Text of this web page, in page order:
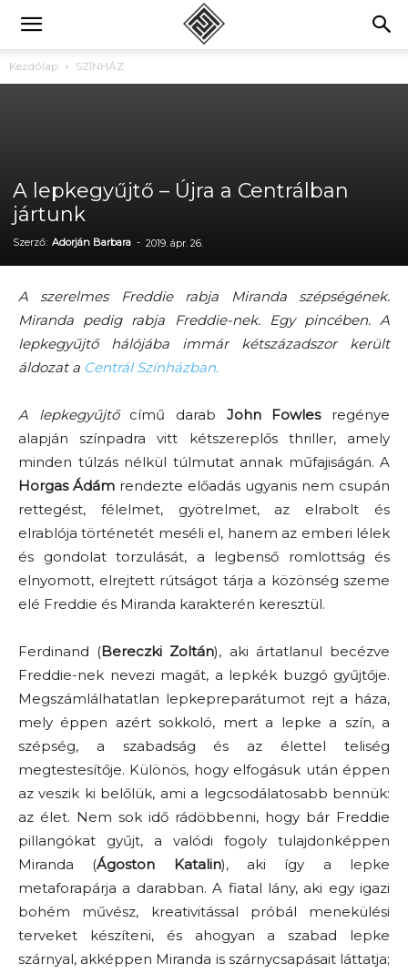
Kezdőlap SZÍNHÁZ
A lepkegyűjtő – Újra a Centrálban
jártunk
Szerző: Adorján Barbara - 2019. ápr. 26.
A szerelmes Freddie rabja Miranda szépségének.
Miranda pedig rabja Freddie-nek. Egy pincében. A
lepkegyűjtő hálójába immár kétszázadszor került
áldozat a Centrál Színházban.
A lepkegyűjtőcímű darab John Fowlesregénye
alapján színpadra vitt kétszereplős thriller, amely
minden túlzás nélkül túlmutat annak műfajiságán. A
Horgas Ádám rendezte előadás ugyanis nem csupán
rettegést, félelmet, gyötrelmet, az elrabolt és
elrablója történetét meséli el, hanem az emberi lélek
és gondolat torzulását, a legbenső romlottság és
elnyomott, elrejtett rútságot tárja a közönség szeme
elé Freddie és Miranda karakterén keresztül.
Ferdinand (Bereczki Zoltán), aki ártatlanul becézve
Freddie-nek nevezi magát, a lepkék buzgó gyűjtője.
Megszámlálhatatlan lepkepreparátumot rejt a háza,
mely éppen azért sokkoló, mert a lepke a szín, a
szépség, a szabadság és az élettel teliség
megtestesítője. Különös, hogy elfogásuk után éppen
az veszik ki belőlük, ami a legcsodálatosabb bennük:
az élet. Nem sok idő rádöbbenni, hogy bár Freddie
pillangókat gyűjt, a valódi fogoly tulajdonképpen
Miranda (Ágoston Katalin), aki így a lepke
metaforapárja a darabban. A fiatal lány, aki egy igazi
bohém művész, kreativitással próbál menekülési
terveket készíteni, és ahogyan a szabad lepke
szárnyal, akképpen Miranda is szárnycsapásait láttatja;